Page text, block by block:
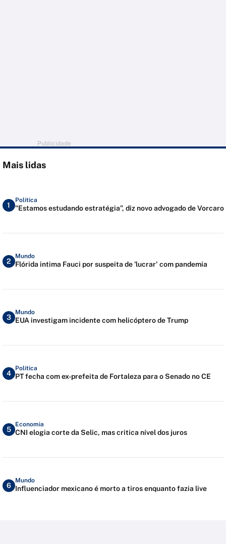
Publicidade
Mais lidas
1
Política
"Estamos estudando estratégia”, diz novo advogado de Vorcaro
2
Mundo
Flórida intima Fauci por suspeita de 'lucrar' com pandemia
3
Mundo
EUA investigam incidente com helicóptero de Trump
4
Política
PT fecha com ex-prefeita de Fortaleza para o Senado no CE
5
Economia
CNI elogia corte da Selic, mas critica nível dos juros
6
Mundo
Influenciador mexicano é morto a tiros enquanto fazia live